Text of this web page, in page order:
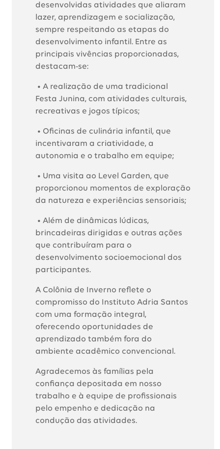
desenvolvidas atividades que aliaram
lazer, aprendizagem e socialização,
sempre respeitando as etapas do
desenvolvimento infantil. Entre as
principais vivências proporcionadas,
destacam-se:
• A realização de uma tradicional
Festa Junina, com atividades culturais,
recreativas e jogos típicos;
• Oficinas de culinária infantil, que
incentivaram a criatividade, a
autonomia e o trabalho em equipe;
• Uma visita ao Level Garden, que
proporcionou momentos de exploração
da natureza e experiências sensoriais;
• Além de dinâmicas lúdicas,
brincadeiras dirigidas e outras ações
que contribuíram para o
desenvolvimento socioemocional dos
participantes.
A Colônia de Inverno reflete o
compromisso do Instituto Adria Santos
com uma formação integral,
oferecendo oportunidades de
aprendizado também fora do
ambiente acadêmico convencional.
Agradecemos às famílias pela
confiança depositada em nosso
trabalho e à equipe de profissionais
pelo empenho e dedicação na
condução das atividades.